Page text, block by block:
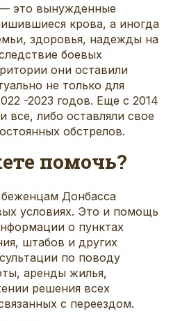
это вынужденные
крова, а иногда
здоровья, надежды на
боевых
они оставили
не только для
-2023 годов. Еще с 2014
все, либо оставляли свое
обстрелов.
помочь?
Донбасса
условиях. Это и помощь
о пунктах
штабов и других
по поводу
аренды жилья,
решения всех
с переездом.